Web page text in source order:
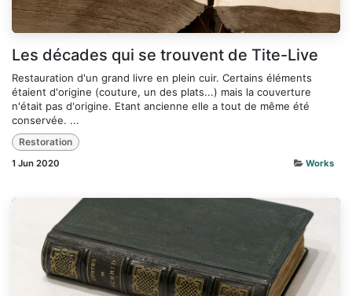
Les décades qui se trouvent de Tite-Live
Restauration d'un grand livre en plein cuir. Certains éléments
étaient d'origine (couture, un des plats...) mais la couverture
n'était pas d'origine. Etant ancienne elle a tout de même été
conservée. ...
Restoration
1 Jun 2020 Works